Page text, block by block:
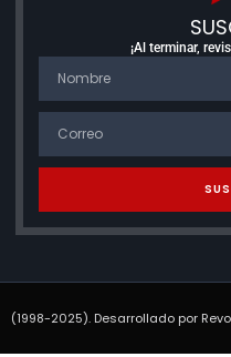
¡Al terminar,
(1998-2025). Desarrollado por